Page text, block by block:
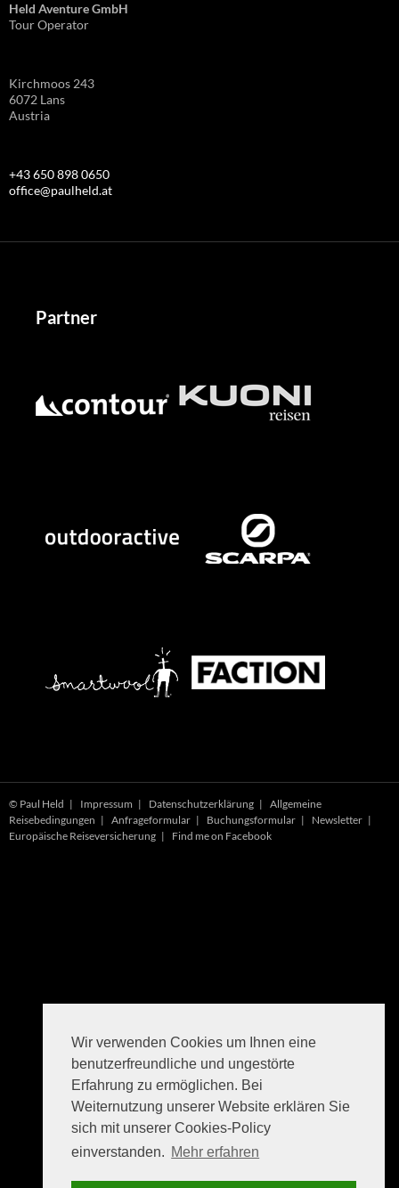
Wir verwenden Cookies um Ihnen eine
benutzerfreundliche und ungestörte
Erfahrung zu ermöglichen. Bei
Weiternutzung unserer Website erklären Sie
sich mit unserer Cookies-Policy
einverstanden. Mehr erfahren
Held Aventure GmbH
Tour Operator
Kirchmoos 243
6072 Lans
Austria
+43 650 898 0650
office@paulheld.at
Partner
© Paul Held | Impressum | Datenschutzerklärung | Allgemeine
Reisebedingungen | Anfrageformular | Buchungsformular | Newsletter |
Europäische Reiseversicherung | Find me on Facebook